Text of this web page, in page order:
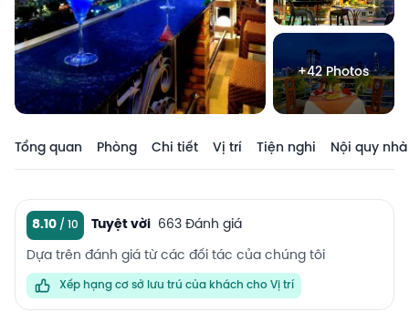
+42 Photos
Tổng quan Phòng Chi tiết Vị trí Tiện nghi Nội quy nhà
8.10 Tuyệt vời 663 Đánh giá
Dựa trên đánh giá từ các đối tác của chúng tôi
Xếp hạng cơ sở lưu trú của khách cho Vị trí